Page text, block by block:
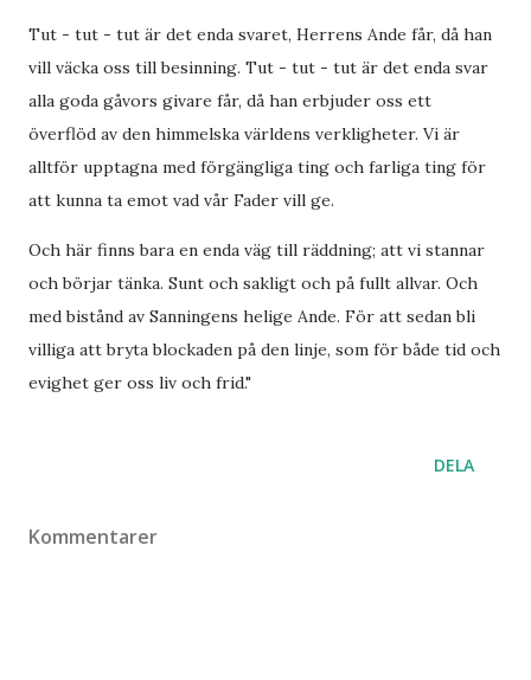
Tut - tut - tut är det enda svaret, Herrens Ande får, då han
vill väcka oss till besinning. Tut - tut - tut är det enda svar
alla goda gåvors givare får, då han erbjuder oss ett
överflöd av den himmelska världens verkligheter. Vi är
alltför upptagna med förgängliga ting och farliga ting för
att kunna ta emot vad vår Fader vill ge.
Och här finns bara en enda väg till räddning; att vi stannar
och börjar tänka. Sunt och sakligt och på fullt allvar. Och
med bistånd av Sanningens helige Ande. För att sedan bli
villiga att bryta blockaden på den linje, som för både tid och
evighet ger oss liv och frid."
DELA
Kommentarer